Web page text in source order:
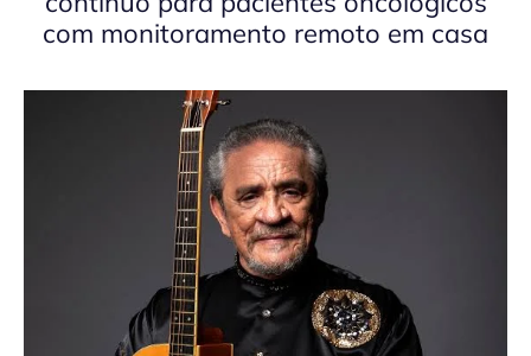
com monitoramento remoto em casa